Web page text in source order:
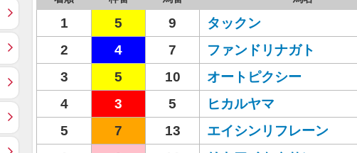
1 5 9 タックン
2
4 7 ファンドリナガト
3
5 10 オートピクシー
4
3 5 ヒカルヤマ
5
7 13 エイシンリフレーン